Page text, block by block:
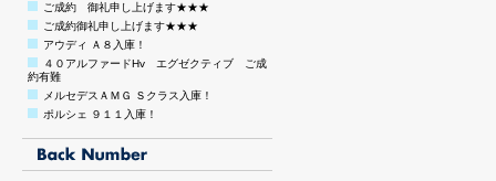
ご成約 御礼申し上げます★★★
ご成約御礼申し上げます★★★
アウディ Ａ８入庫！
４０アルファードHv エグゼクティブ ご成
約有難
メルセデスＡＭＧ Ｓクラス入庫！
ポルシェ ９１１入庫！